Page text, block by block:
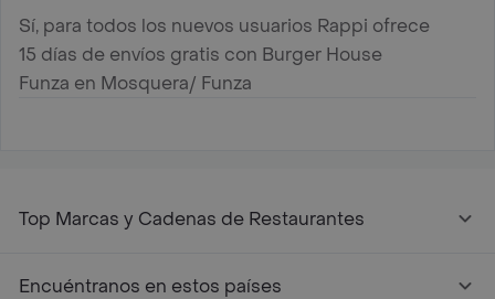
Sí, para todos los nuevos usuarios Rappi ofrece
15 días de envíos gratis con Burger House
Funza en Mosquera/ Funza
Top Marcas y Cadenas de Restaurantes
Encuéntranos en estos países